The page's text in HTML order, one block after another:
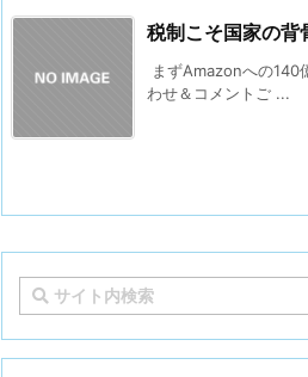
税制こそ国家の背
まずAmazonへの140
わせ＆コメントご ...